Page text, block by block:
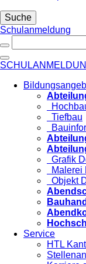
Suche
Schulanmeldung
Tiefbau
Grafik
Malerei
Objekt
Service
HTL